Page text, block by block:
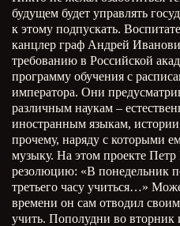
будущем будет управлять
к этому подпускать.
канцлер граф Андрей
требованию в Российской
программу обучения с
императора. Они
различным наукам –
иностранным языкам,
прочему, наряду с которыми
музыку. На этом проекте Петр
резолюцию: «В понедельник
третьего часу учиться…»
времени он сам отводил
учить. Пополудни во вторник